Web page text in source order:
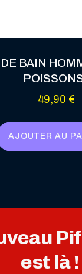
BAIN
49,90 €
AJOUTER AU
est là !